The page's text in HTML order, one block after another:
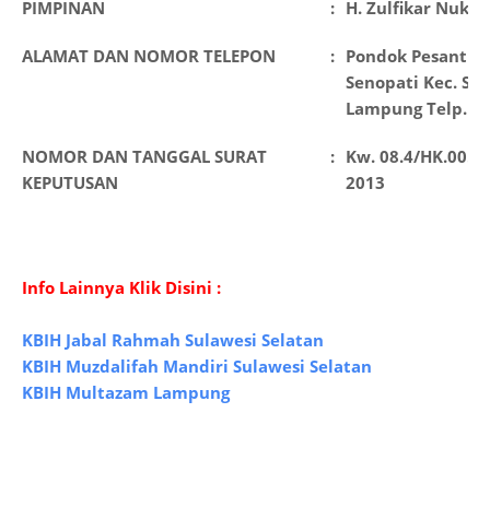
PIMPINAN : H. Zulfikar
ALAMAT DAN NOMOR TELEPON : Pondok
Senopati Kec.
Lampung Telp.
NOMOR DAN TANGGAL SURAT
KEPUTUSAN
: Kw. 08.4/
2013
Info Lainnya Klik Disini :
KBIH Jabal Rahmah Sulawesi Selatan
KBIH Muzdalifah Mandiri Sulawesi Selatan
KBIH Multazam Lampung